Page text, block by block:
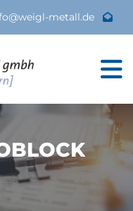
metall.de